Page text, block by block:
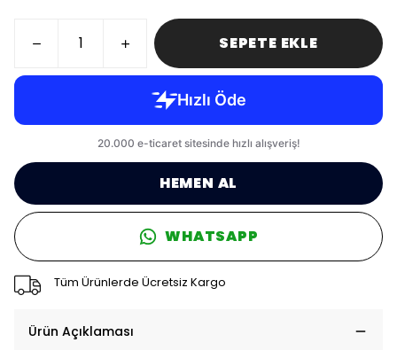
SEPETE EKLE
HEMEN AL
WHATSAPP
Tüm Ürünlerde Ücretsiz Kargo
Ürün Açıklaması